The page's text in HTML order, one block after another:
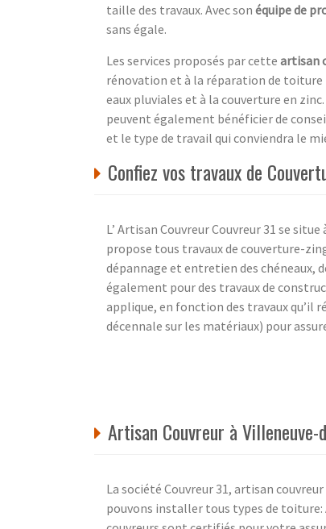
taille des travaux. Avec son équipe de
sans égale.
Les services proposés par cette artisan
rénovation et à la réparation de toiture
eaux pluviales et à la couverture en
peuvent également bénéficier de
et le type de travail qui conviendra le
Confiez vos travaux de
L’ Artisan Couvreur Couvreur 31 se
propose tous travaux de couverture-
dépannage et entretien des chéneaux,
également pour des travaux de
applique, en fonction des travaux qu’il
décennale sur les matériaux) pour
Artisan Couvreur à
La société Couvreur 31, artisan
pouvons installer tous types de